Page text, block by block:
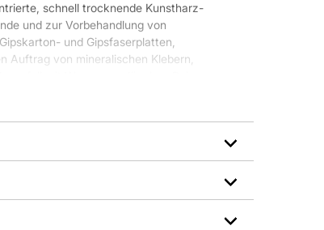
schnell trocknende Kunstharz-
und zur Vorbehandlung von
und Gipsfaserplatten,
Auftrag von mineralischen Klebern,
mit Wasser verdünnbar. Bei